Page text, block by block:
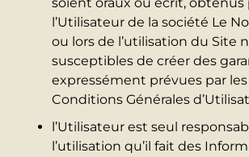
l’Utilisateur de la société Le
ou lors de l’utilisation du Site
susceptibles de créer des
expressément prévues par
Conditions Générales
l’Utilisateur est seul
l’utilisation qu’il fait des